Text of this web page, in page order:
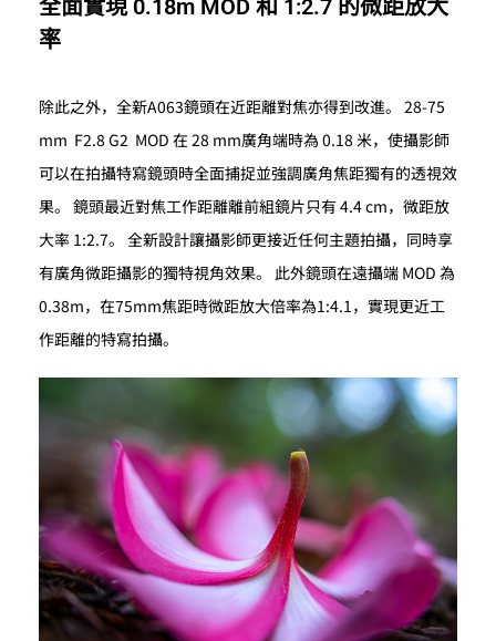
全面實現 0.18m MOD 和 1:2.7 的微距放大
率
除此之外，全新A063鏡頭在近距離對焦亦得到改進。 28-75
mm F2.8 G2 MOD 在 28 mm廣角端時為 0.18 米，使攝影師
可以在拍攝特寫鏡頭時全面捕捉並強調廣角焦距獨有的透視效
果。 鏡頭最近對焦工作距離離前組鏡片只有 4.4 cm，微距放
大率 1:2.7。 全新設計讓攝影師更接近任何主題拍攝，同時享
有廣角微距攝影的獨特視角效果。 此外鏡頭在遠攝端 MOD 為
0.38m，在75mm焦距時微距放大倍率為1:4.1，實現更近工
作距離的特寫拍攝。